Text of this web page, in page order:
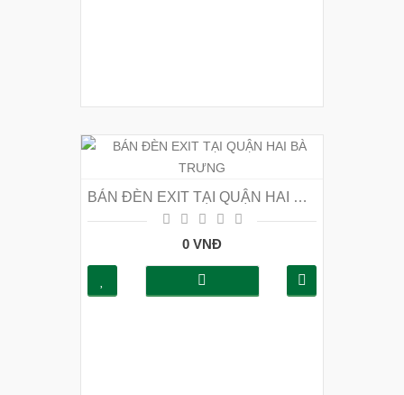
BÁN ĐÈN EXIT TẠI QUẬN HAI BÀ TRƯNG
0 VNĐ